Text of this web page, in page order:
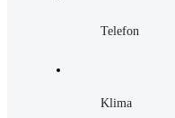
Telefon
Klima